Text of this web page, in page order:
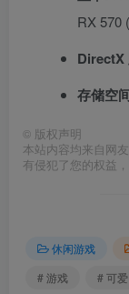
RX 570
DirectX
存储空
© 版权声明
本站内容均来自网
有侵犯了您的权益
休闲游戏
# 游戏
# 可爱